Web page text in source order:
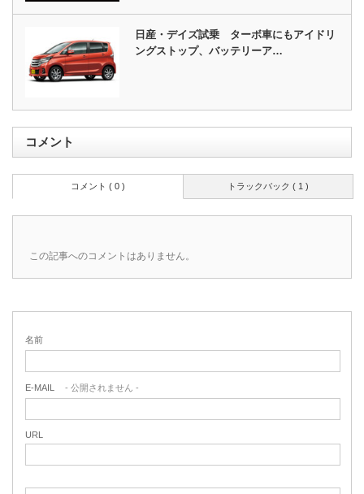
日産・デイズ試乗 ターボ車にもアイドリ
ングストップ、バッテリーア…
コメント
トラックバック ( 1 )
コメント ( 0 )
この記事へのコメントはありません。
名前
E-MAIL - 公開されません -
URL